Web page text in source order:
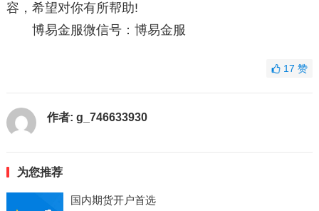
容，希望对你有所帮助!
博易金服微信号：博易金服
17赞
作者: g_746633930
为您推荐
国内期货开户首选